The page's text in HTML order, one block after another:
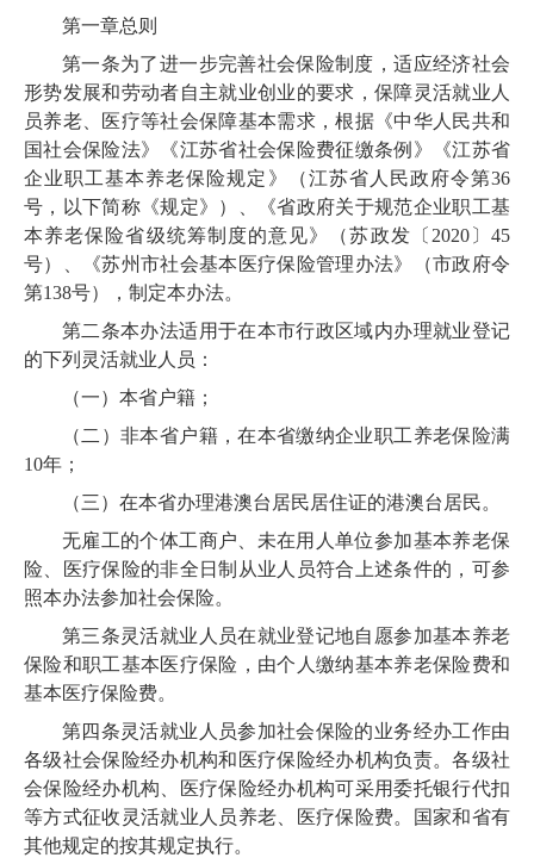
第一章总 则
第一条为了进一步完善社会保险制度，适应经济社会
形势发展和劳动者自主就业创业的要求，保障灵活就业人
员养老、医疗等社会保障基本需求，根据《中华人民共和
国社会保险法》《江苏省社会保险费征缴条例》《江苏省
企业职工基本养老保险规定》（江苏省 人民政府令第36
号，以下简称《规定》）、《省政府关于规范企业职工基
本养老保险省级统筹制度的意见》（苏政发〔2020〕45
号）、《苏州市社会基本医疗保险管理办法》（市政府令
第138号），制定本办法。
第二条本办法适用于在本市行政区域内办理就业登记
的下列灵活就业人员：
（一）本省户籍；
（二）非本省户籍，在本省缴纳企业职工养老保险满
10年；
（三）在本省办理港澳台居民居住证的港澳台居民。
无雇工的个体工商户、未在用人单位参加基本养老保
险、医疗保险的非全日制从业人员符合上述条件的，可参
照本办法参加社会保险。
第三条灵活就业人员在就业登记地自愿参加基本养老
保险和职工基本医疗保险，由个人缴纳基本养老保险费和
基本医疗保险费。
第四条灵活就业人员参加社会保险的业务经办工作由
各级社会保险经办机构和医疗保险经办机构负责。各级社
会保险经办机构、医疗保险经办机构可采用委托银行代扣
等方式征收灵活就业人员养老、医疗保险费。国家和省有
其他规定的按其规定执行。